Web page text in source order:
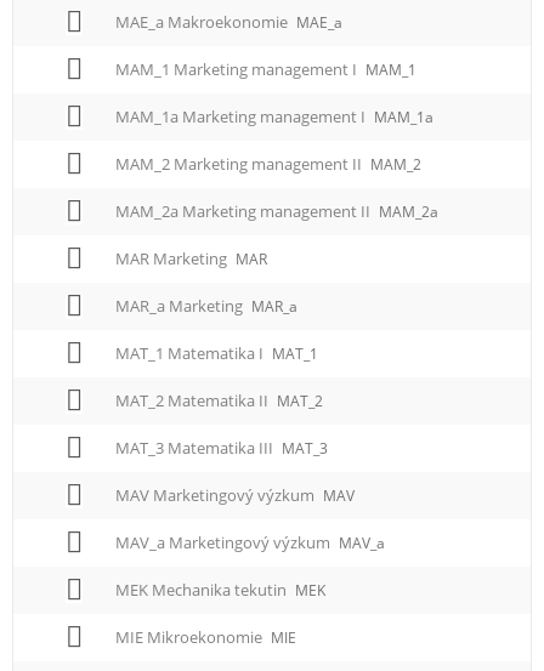
MAE_a Makroekonomie MAE_a
MAM_1 Marketing management I MAM_1
MAM_1a Marketing management I MAM_1a
MAM_2 Marketing management II MAM_2
MAM_2a Marketing management II MAM_2a
MAR Marketing MAR
MAR_a Marketing MAR_a
MAT_1 Matematika I MAT_1
MAT_2 Matematika II MAT_2
MAT_3 Matematika III MAT_3
MAV Marketingový výzkum MAV
MAV_a Marketingový výzkum MAV_a
MEK Mechanika tekutin MEK
MIE Mikroekonomie MIE